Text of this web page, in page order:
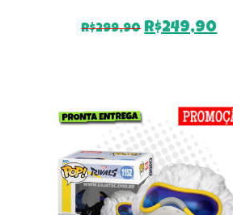
R$299,90 O
R$249,90O